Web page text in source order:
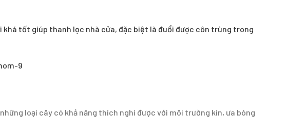
tốt giúp thanh lọc nhà cửa, đặc biệt là đuổi được côn trùng trong
loại cây có khả năng thích nghi được với môi trường kín, ưa bóng